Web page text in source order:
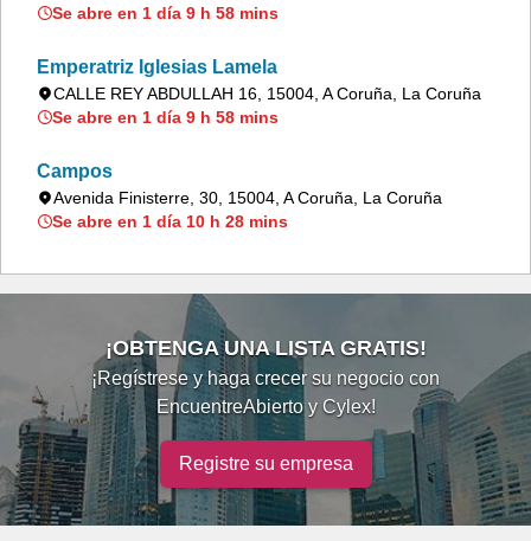
Se abre en 1 día 9 h 58 mins
Emperatriz Iglesias Lamela
CALLE REY ABDULLAH 16, 15004, A Coruña, La Coruña
Se abre en 1 día 9 h 58 mins
Campos
Avenida Finisterre, 30, 15004, A Coruña, La Coruña
Se abre en 1 día 10 h 28 mins
¡OBTENGA UNA LISTA GRATIS!
¡Regístrese y haga crecer su negocio con
EncuentreAbierto y Cylex!
Registre su empresa